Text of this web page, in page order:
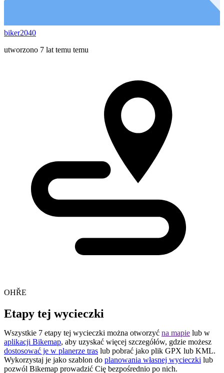
biker2040
utworzono 7 lat temu temu
OHŘE
Etapy tej wycieczki
Wszystkie 7 etapy tej wycieczki można otworzyć na mapie lub w
aplikacji Bikemap, aby uzyskać więcej szczegółów, gdzie możesz
dostosować je w planerze tras lub pobrać jako plik GPX lub KML.
Wykorzystaj je jako szablon do planowania własnej wycieczki lub
pozwól Bikemap prowadzić Cię bezpośrednio po nich.